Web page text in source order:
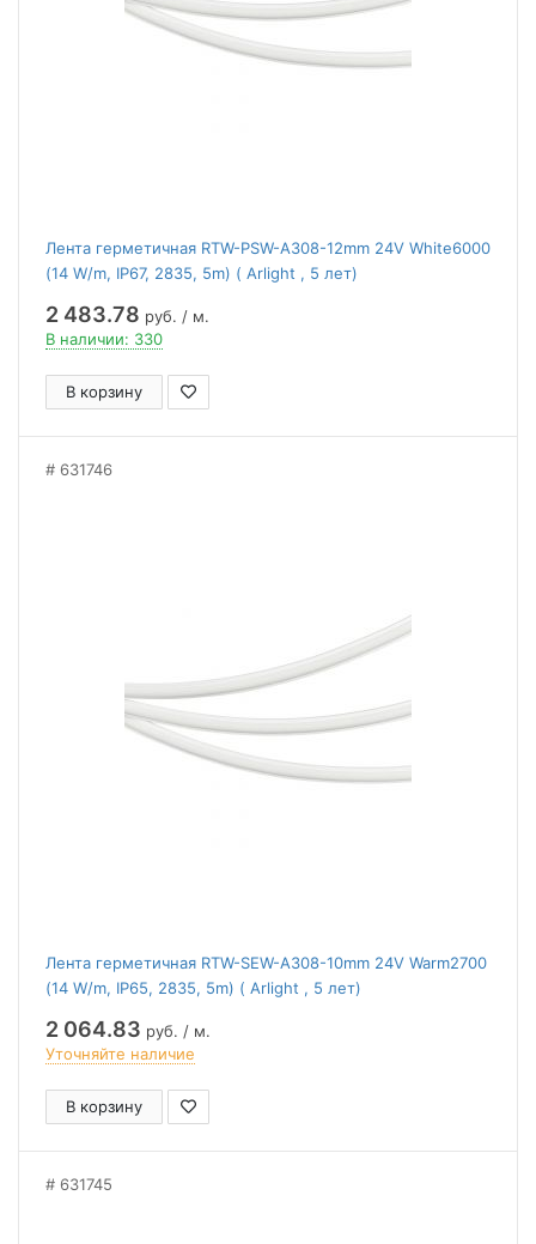
Лента герметичная RTW-PSW-A308-12mm 24V White6000
(14 W/m, IP67, 2835, 5m) ( Arlight , 5 лет)
2 483.78 руб. / м.
В наличии: 330
В корзину
631746
Лента герметичная RTW-SEW-A308-10mm 24V Warm2700
(14 W/m, IP65, 2835, 5m) ( Arlight , 5 лет)
2 064.83 руб. / м.
Уточняйте наличие
В корзину
631745